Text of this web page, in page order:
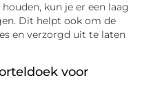
kun je er een laag
Dit helpt ook om de
en verzorgd uit te laten
voor